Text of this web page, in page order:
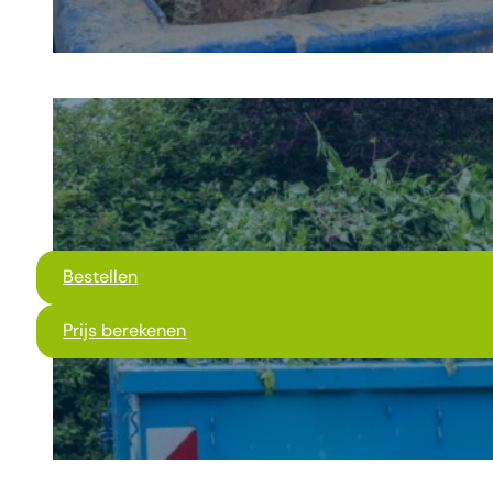
Bestellen
Prijs berekenen